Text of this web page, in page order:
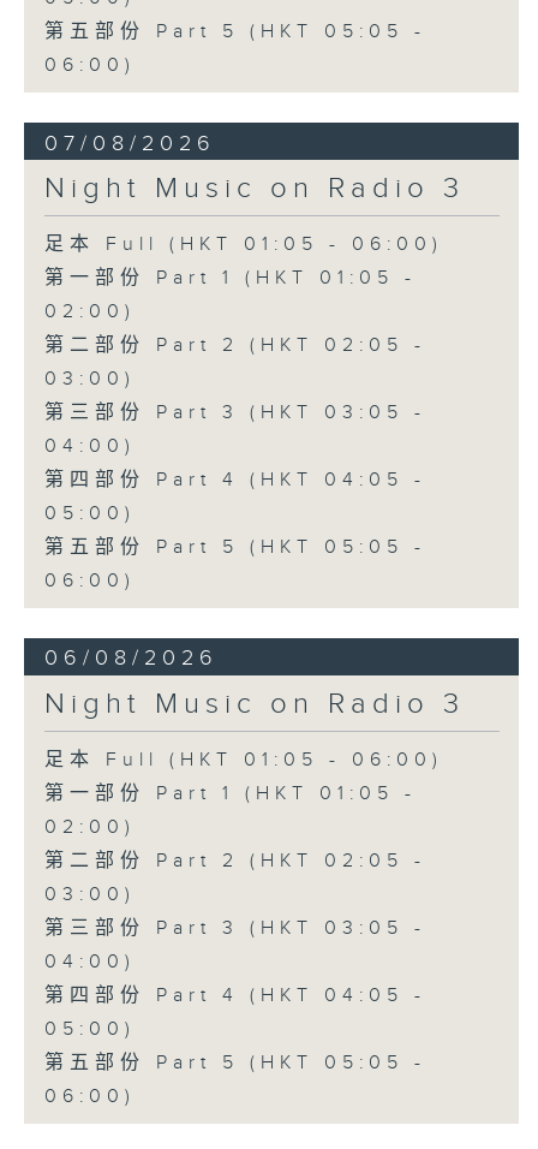
第五部份 Part 5 (HKT 05:05 -
06:00)
07/08/2026
Night Music on Radio 3
足本 Full (HKT 01:05 - 06:00)
第一部份 Part 1 (HKT 01:05 -
02:00)
第二部份 Part 2 (HKT 02:05 -
03:00)
第三部份 Part 3 (HKT 03:05 -
04:00)
第四部份 Part 4 (HKT 04:05 -
05:00)
第五部份 Part 5 (HKT 05:05 -
06:00)
06/08/2026
Night Music on Radio 3
足本 Full (HKT 01:05 - 06:00)
第一部份 Part 1 (HKT 01:05 -
02:00)
第二部份 Part 2 (HKT 02:05 -
03:00)
第三部份 Part 3 (HKT 03:05 -
04:00)
第四部份 Part 4 (HKT 04:05 -
05:00)
第五部份 Part 5 (HKT 05:05 -
06:00)